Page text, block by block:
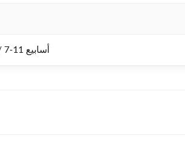
1PCS / 7-11 أسابيع